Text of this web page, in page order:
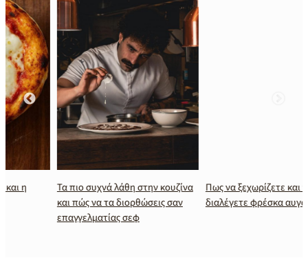
Τα πιο συχνά λάθη στην κουζίνα
και πώς να τα διορθώσεις σαν
επαγγελματίας σεφ
Πως να ξεχωρίζετε και να
διαλέγετε φρέσκα αυγά